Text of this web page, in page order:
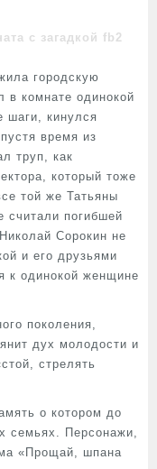
с загадкой fb2
городскую
в комнате одинокой
шаги, кинулся
время из
труп, как
который тоже
той же Татьяны
считали погибшей
Сорокин не
и его друзьями
к одинокой женщине
поколения,
дух молодости и
стрелять
о котором до
семьях. Персонажи,
«Прощай, шпана